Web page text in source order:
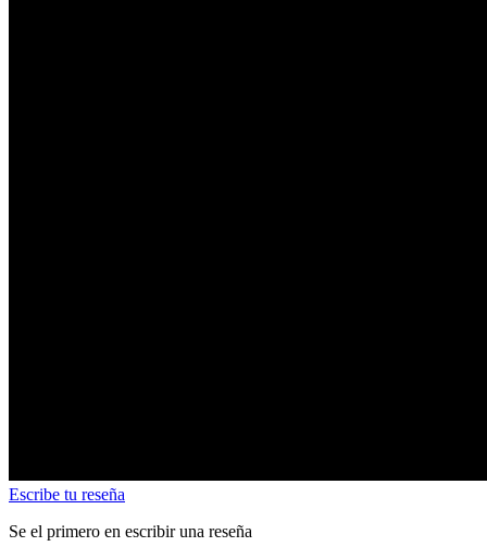
Escribe tu reseña
Se el primero en escribir una reseña